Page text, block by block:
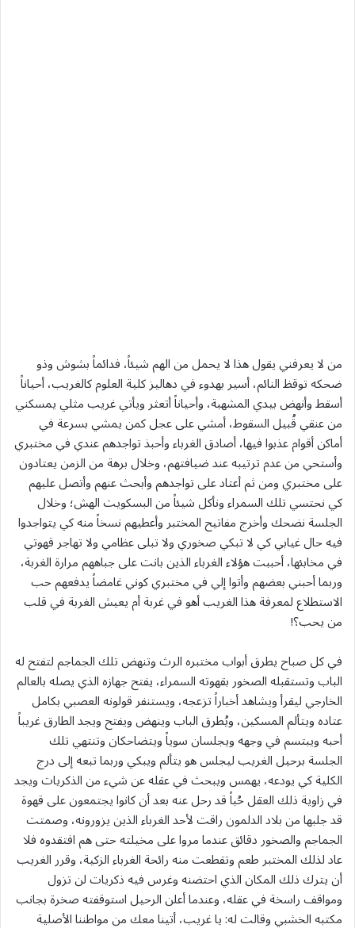
من لا يعرفني يقول هذا لا يحمل من الهم شيئاً، فدائماً بشوش وذو
ضحكه توقظ النائم، أسير بهدوء في دهاليز كلية العلوم كالغريب، أحياناً
أسقط وأنهض بيدي المشهبة، وأحياناً أتعثر ويأتي غريب مثلي يمسكني
من عنقي قُبيل السقوط، أمشي على عجل كمن يمشي بسرعة في
أماكن أقوام عذبوا فيها، أصادق الغرباء وأحبذ تواجدهم عندي في مختبري
وأستحي من عدم ترتيبه عند ضيافتهم، وخلال برهة من الزمن يعتادون
على مختبري ومن ثم أعتاد على تواجدهم وأبحث عنهم وأتصل عليهم
كي نحتسي تلك السمراء ونأكل شيئاً من البسكويت الهش؛ وخلال
الجلسة نضحك وأخرج مفاتيح المختبر وأعطيهم نسخاً منه كي يتواجدوا
فيه حال غيابي كي لا تبكي صخوري ولا تبلى عظامي ولا تهاجر قهوتي
في مخابئها، أحببت هؤلاء الغرباء الذين بانت على جباههم مرارة الغربة،
وربما أحبني بعضهم وأتوا إلي في مختبري كوني غامضاً يدفعهم حب
الاستطلاع لمعرفة هذا الغريب أهو في غربة أم يعيش الغربة في قلب
من يحب؟!
في كل صباح يطرق أبواب مختبره الرث وتنهض تلك الجماجم لتفتح له
الباب وتستقبله الصخور بقهوته السمراء، يفتح جهازه الذي يصله بالعالم
الخارجي ليقرأ ويشاهد أخباراً تزعجه، ويستنفر قولونه العصبي بكامل
عتاده ويتألم المسكين، ويُطرق الباب وينهض ويفتح ويجد الطارق غريباً
أحبه ويبتسم في وجهه ويجلسان سوياً ويتضاحكان وتنتهي تلك
الجلسة برحيل الغريب ليجلس هو يتألم ويبكي وربما تبعه إلى درج
الكلية كي يودعه، يهمس ويبحث في عقله عن شيء من الذكريات ويجد
في زاوية ذلك العقل حُباً قد رحل عنه بعد أن كانوا يجتمعون على قهوة
قد جلبها من بلاد الدلمون راقت لأحد الغرباء الذين يزورونه، وصمتت
الجماجم والصخور دقائق عندما مروا على مخيلته حتى هم افتقدوه فلا
عاد لذلك المختبر طعم وتقطعت منه رائحة الغرباء الزكية، وقرر الغريب
أن يترك ذلك المكان الذي احتضنه وغرس فيه ذكريات لن تزول
ومواقف راسخة في عقله، وعندما أعلن الرحيل استوقفته صخرة بجانب
مكتبه الخشبي وقالت له: يا غريب، أتينا معك من مواطننا الأصلية